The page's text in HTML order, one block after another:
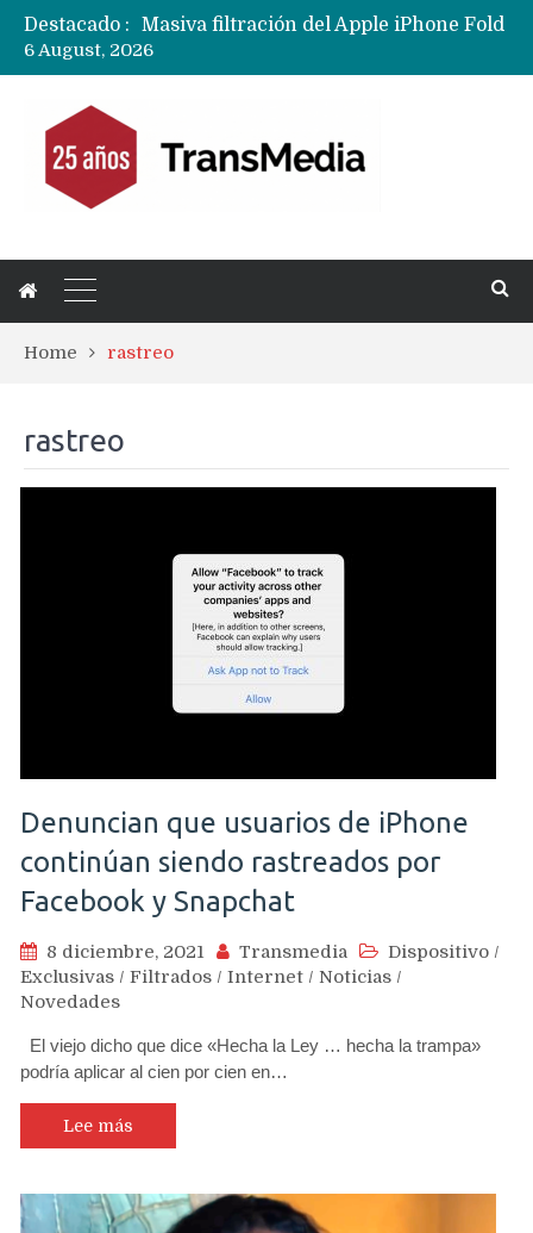
Destacado :
Nuevas filtraciones del Mate 90 Pro Max apuntan a potenciar las cámaras y pantalla OLED doble capa
6 August, 2026
Home rastreo
rastreo
Denuncian que usuarios de iPhone
continúan siendo rastreados por
Facebook y Snapchat
8 diciembre, 2021 Transmedia Dispositivo /
Exclusivas / Filtrados / Internet / Noticias /
Novedades
El viejo dicho que dice «Hecha la Ley … hecha la trampa»
podría aplicar al cien por cien en…
Lee más